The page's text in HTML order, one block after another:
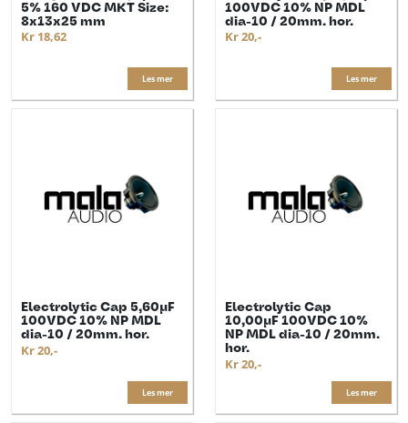
5% 160 VDC MKT Size:
8x13x25 mm
Kr 18,62
Les mer
100VDC 10% NP MDL
dia-10 / 20mm. hor.
Kr 20,-
Les mer
Electrolytic Cap 5,60µF
100VDC 10% NP MDL
dia-10 / 20mm. hor.
Kr 20,-
Les mer
Electrolytic Cap
10,00µF 100VDC 10%
NP MDL dia-10 / 20mm.
hor.
Kr 20,-
Les mer